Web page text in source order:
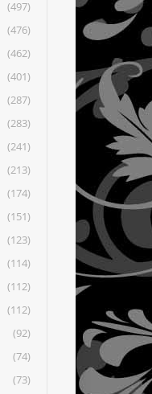
(497)
(476)
(462)
(401)
(287)
(283)
(241)
(213)
(174)
(151)
(123)
(114)
(112)
(112)
(92)
(74)
(73)